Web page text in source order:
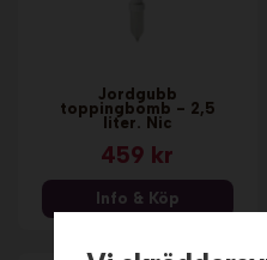
Jordgubb
toppingbomb - 2,5
liter. Nic
459 kr
Info & Köp